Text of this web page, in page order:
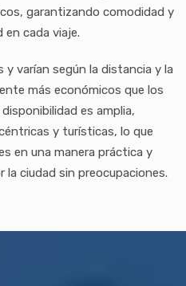
garantizando comodidad y
en cada viaje.
varían según la distancia y la
más económicos que los
es amplia,
y turísticas, lo que
en una manera práctica y
ciudad sin preocupaciones.